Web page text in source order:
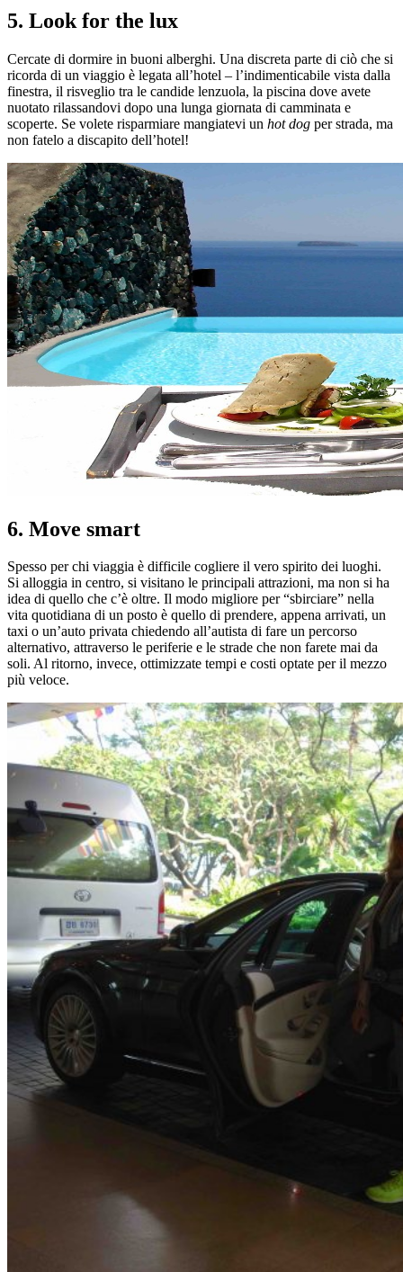
5. Look for the lux
Cercate di dormire in buoni alberghi. Una discreta parte di ciò che si
ricorda di un viaggio è legata all’hotel – l’indimenticabile vista dalla
finestra, il risveglio tra le candide lenzuola, la piscina dove avete
nuotato rilassandovi dopo una lunga giornata di camminata e
scoperte. Se volete risparmiare mangiatevi un hot dog per strada, ma
non fatelo a discapito dell’hotel!
6. Move smart
Spesso per chi viaggia è difficile cogliere il vero spirito dei luoghi.
Si alloggia in centro, si visitano le principali attrazioni, ma non si ha
idea di quello che c’è oltre. Il modo migliore per “sbirciare” nella
vita quotidiana di un posto è quello di prendere, appena arrivati, un
taxi o un’auto privata chiedendo all’autista di fare un percorso
alternativo, attraverso le periferie e le strade che non farete mai da
soli. Al ritorno, invece, ottimizzate tempi e costi optate per il mezzo
più veloce.